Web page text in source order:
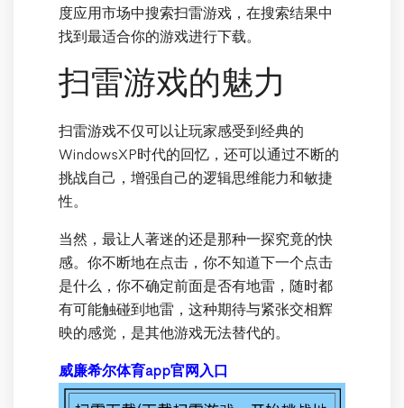
度应用市场中搜索扫雷游戏，在搜索结果中
找到最适合你的游戏进行下载。
扫雷游戏的魅力
扫雷游戏不仅可以让玩家感受到经典的
WindowsXP时代的回忆，还可以通过不断的
挑战自己，增强自己的逻辑思维能力和敏捷
性。
当然，最让人著迷的还是那种一探究竟的快
感。你不断地在点击，你不知道下一个点击
是什么，你不确定前面是否有地雷，随时都
有可能触碰到地雷，这种期待与紧张交相辉
映的感觉，是其他游戏无法替代的。
威廉希尔体育app官网入口